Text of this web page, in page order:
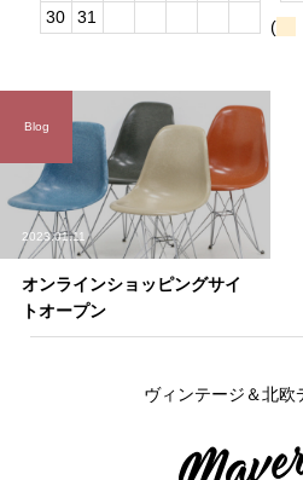
30
31 (
2023.01.11
オンラインショッピングサイ
トオープン
Blog
ヴィンテージ＆北欧